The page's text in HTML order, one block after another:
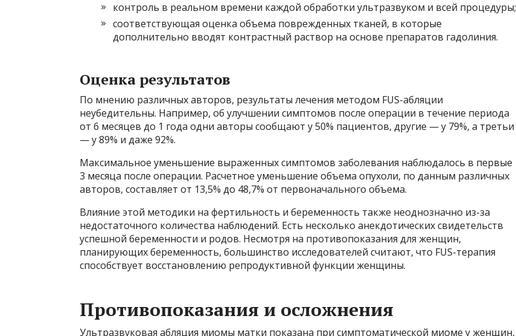
контроль в реальном времени каждой обработки ультразвуком и всей процедуры;
соответствующая оценка объема поврежденных тканей, в которые
дополнительно вводят контрастный раствор на основе препаратов гадолиния.
Оценка результатов
По мнению различных авторов, результаты лечения методом FUS-абляции
неубедительны. Например, об улучшении симптомов после операции в течение периода
от 6 месяцев до 1 года одни авторы сообщают у 50% пациентов, другие — у 79%, а третьи
— у 89% и даже 92%.
Максимальное уменьшение выраженных симптомов заболевания наблюдалось в первые
3 месяца после операции. Расчетное уменьшение объема опухоли, по данным различных
авторов, составляет от 13,5% до 48,7% от первоначального объема.
Влияние этой методики на фертильность и беременность также неоднозначно из-за
недостаточного количества наблюдений. Есть несколько анекдотических свидетельств
успешной беременности и родов. Несмотря на противопоказания для женщин,
планирующих беременность, большинство исследователей считают, что FUS-терапия
способствует восстановлению репродуктивной функции женщины.
Противопоказания и осложнения
Ультразвуковая абляция миомы матки показана при симптоматической миоме у женщин,